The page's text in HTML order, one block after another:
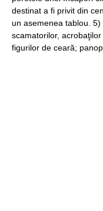
destinat a fi privit din
un asemenea tablou.
scamatorilor,
figurilor de ceară;